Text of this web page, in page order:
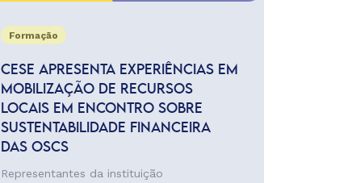
Formação
CESE APRESENTA EXPERIÊNCIAS EM
MOBILIZAÇÃO DE RECURSOS
LOCAIS EM ENCONTRO SOBRE
SUSTENTABILIDADE FINANCEIRA
DAS OSCS
Representantes da instituição